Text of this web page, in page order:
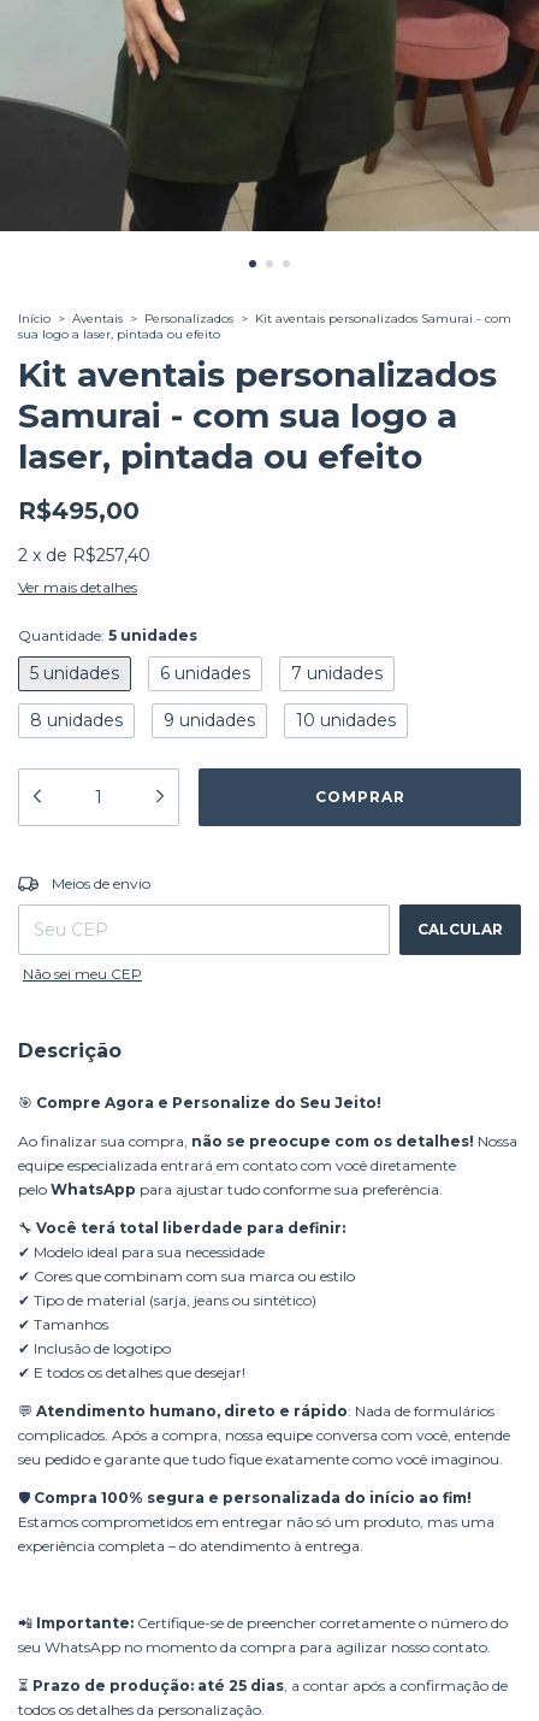
Início > Aventais > Personalizados > Kit aventais personalizados Samurai - com
sua logo a laser, pintada ou efeito
Kit aventais personalizados
Samurai - com sua logo a
laser, pintada ou efeito
R$495,00
2 x de R$257,40
Ver mais detalhes
Quantidade: 5 unidades
5 unidades 6 unidades 7 unidades
8 unidades 9 unidades 10 unidades
Entregas para o CEP:
Meios de envio
CALCULAR
Não sei meu CEP
Descrição
🎯 Compre Agora e Personalize do Seu Jeito!
Ao finalizar sua compra, não se preocupe com os detalhes! Nossa
equipe especializada entrará em contato com você diretamente
pelo WhatsApp para ajustar tudo conforme sua preferência.
🔧 Você terá total liberdade para definir:
✔ Modelo ideal para sua necessidade
✔ Cores que combinam com sua marca ou estilo
✔ Tipo de material (sarja, jeans ou sintético)
✔ Tamanhos
✔ Inclusão de logotipo
✔ E todos os detalhes que desejar!
💬 Atendimento humano, direto e rápido: Nada de formulários
complicados. Após a compra, nossa equipe conversa com você, entende
seu pedido e garante que tudo fique exatamente como você imaginou.
🛡️ Compra 100% segura e personalizada do início ao fim!
Estamos comprometidos em entregar não só um produto, mas uma
experiência completa – do atendimento à entrega.
📲 Importante: Certifique-se de preencher corretamente o número do
seu WhatsApp no momento da compra para agilizar nosso contato.
⏳ Prazo de produção: até 25 dias, a contar após a confirmação de
todos os detalhes da personalização.